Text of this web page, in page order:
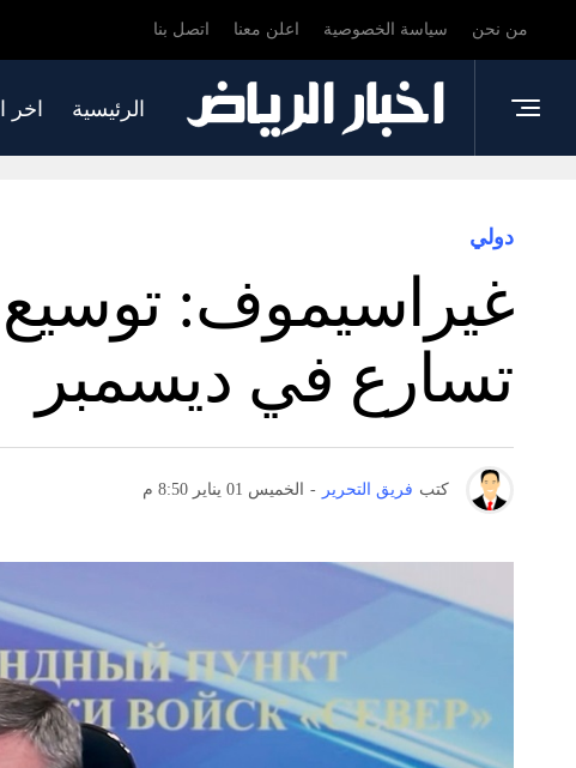
من نحن سياسة الخصوصية اعلن معنا اتصل بنا
الرئيسية اخر
دولي
غيراسيموف:
تسارع في ديسمبر
كتب فريق التحرير - الخميس 01 يناير 8:50 م